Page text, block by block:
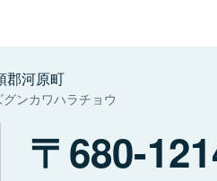
郡河原町
グンカワハラチョウ
680-